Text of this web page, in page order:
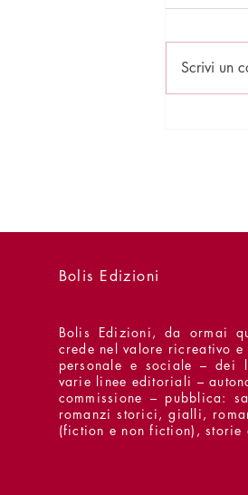
Scrivi un
Bolis Edizioni
Bolis Edizioni, da ormai
crede nel valore ricreativo
personale e sociale – dei
varie linee editoriali –
commissione – pubblica:
romanzi storici, gialli,
(fiction e non fiction),